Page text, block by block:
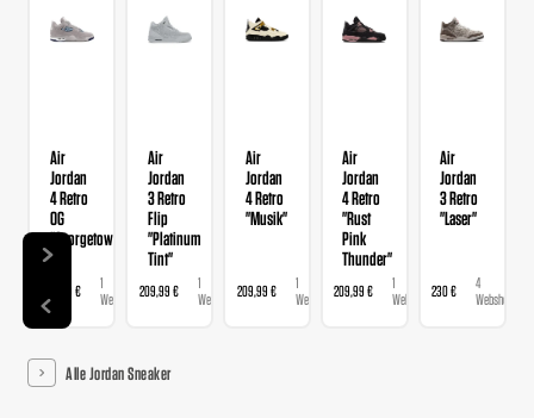
Air
Jordan
4 Retro
OG
"Georgetown"
209,99 €
1
Webshop
Air
Jordan
3 Retro
Flip
"Platinum
Tint"
209,99 €
1
Webshop
Air
Jordan
4 Retro
"Musik"
209,99 €
1
Webshop
Air
Jordan
4 Retro
"Rust
Pink
Thunder"
209,99 €
1
Webshop
Air
Jordan
3 Retro
"Laser"
230 €
4
Webshops
Alle Jordan Sneaker